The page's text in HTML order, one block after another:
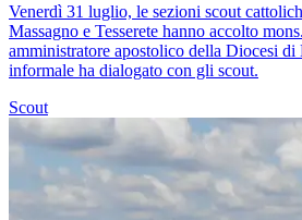
Venerdì 31 luglio, le sezioni scout
Massagno e Tesserete hanno accolto
amministratore apostolico della Diocesi
informale ha dialogato con gli scout.
Scout